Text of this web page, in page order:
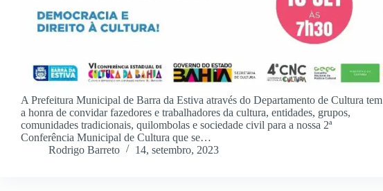
A Prefeitura Municipal de Barra da Estiva através do Departamento de Cultura tem
a honra de convidar fazedores e trabalhadores da cultura, entidades, grupos,
comunidades tradicionais, quilombolas e sociedade civil para a nossa 2ª
Conferência Municipal de Cultura que se…
Rodrigo Barreto
14, setembro, 2023